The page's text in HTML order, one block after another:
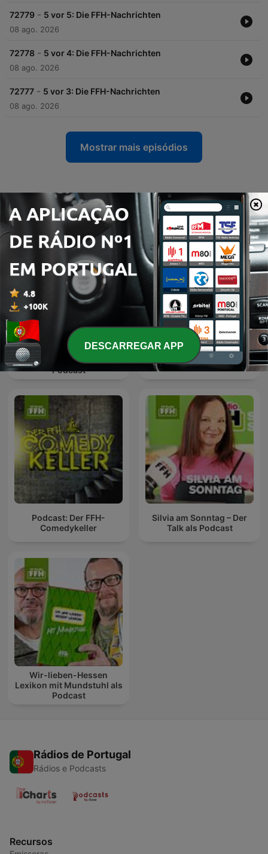
72779 - 5 vor 5: Die FFH-Nachrichten
08 ago. 2026
72778 - 5 vor 4: Die FFH-Nachrichten
08 ago. 2026
72777 - 5 vor 3: Die FFH-Nachrichten
08 ago. 2026
Mostrar mais episódios
Podcasts da FFH Lounge
Ankes Tanke - Hessens
lustigste Tankstelle als
Podcast
Podcast: Der FFH-
Dummfrager
Podcast: Der FFH-
Comedykeller
Silvia am Sonntag – Der
Talk als Podcast
Wir-lieben-Hessen
Lexikon mit Mundstuhl als
Podcast
Rádios de Portugal
Rádios e Podcasts
Recursos
DESCARREGAR APP